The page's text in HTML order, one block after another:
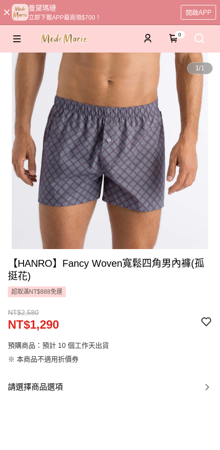
曼黛瑪璉
立即下載APP最高領$700！
開啟APP
0
1/1
【HANRO】Fancy Woven寬鬆四角男內褲(孤
挺花)
超取滿NT$888免運
NT$2,580
NT$1,290
預購商品：預計 10 個工作天出貨
※ 本商品不適用折價券
請選擇商品選項